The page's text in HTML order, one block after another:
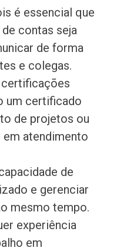
é essencial que
contas seja
de forma
e colegas.
certificações
um certificado
de projetos ou
atendimento
de
e gerenciar
mesmo tempo.
experiência
em